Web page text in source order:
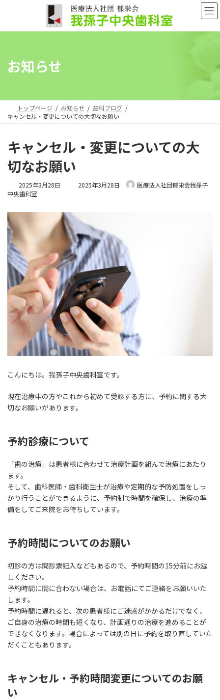
ン
ー
お知らせ
トップページ お知らせ
歯科ブログ
キャンセル・変更についての大切なお願い
キャンセル・変更についての大
切なお願い
2025年3月28日
最
日
:
2025年3月28日
医療法人社団郁栄会我孫子
中央歯科室
こんにちは。我孫子中央歯科室です。
現在治療中の方やこれから初めて受診する方に、予約に関する大
切なお願いがあります。
予約診療について
「歯の治療」は患者様に合わせて治療計画を組んで治療にあたり
ます。
そして、歯科医師・歯科衛生士が治療や定期的な予防処置をしっ
かり行うことができるように、予約制で時間を確保し、治療の準
備をしてご来院をお待ちしています。
予約時間についてのお願い
初診の方は問診票記入などもあるので、予約時間の15分前にお越
しください。
予約時間に間に合わない場合は、お電話にてご連絡をお願いいた
します。
予約時間に遅れると、次の患者様にご迷惑がかかるだけでなく、
ご自身の治療の時間も短くなり、計画通りの治療を進めることが
できなくなります。場合によっては別の日に予約を取り直していた
だくこともあります。
キャンセル・予約時間変更についてのお願
い